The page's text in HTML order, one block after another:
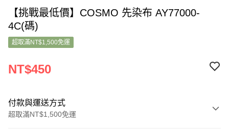
【挑戰最低價】COSMO 先染布 AY77000-
4C(碼)
超取滿NT$1,500免運
NT$450
付款與運送方式
超取滿NT$1,500免運